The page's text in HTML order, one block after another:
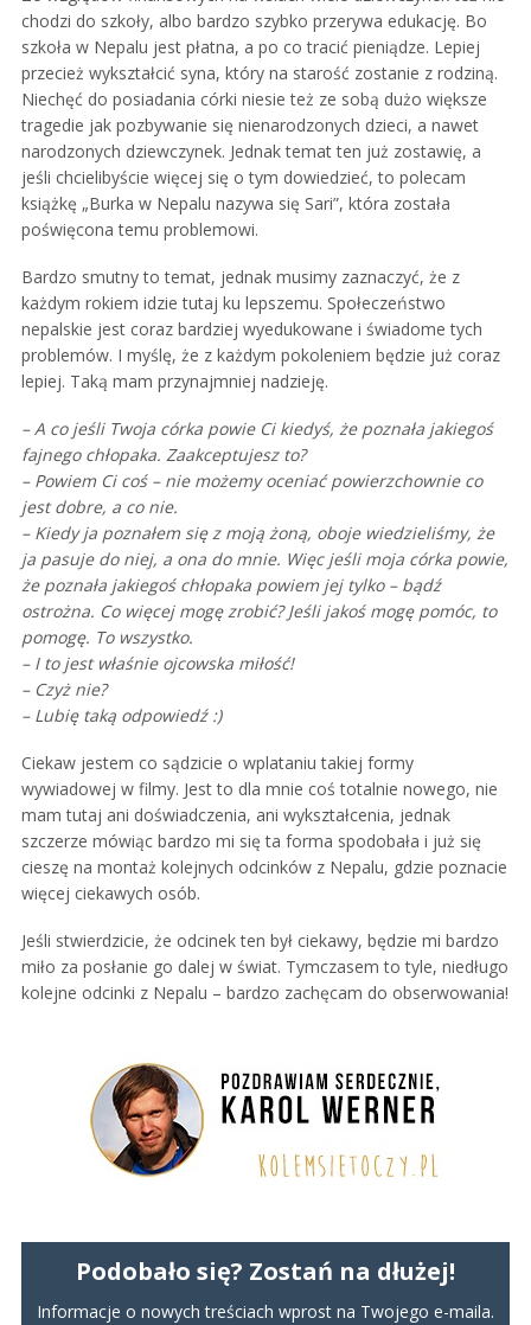
chodzi do szkoły, albo bardzo szybko przerywa edukację. Bo
szkoła w Nepalu jest płatna, a po co tracić pieniądze. Lepiej
przecież wykształcić syna, który na starość zostanie z rodziną.
Niechęć do posiadania córki niesie też ze sobą dużo większe
tragedie jak pozbywanie się nienarodzonych dzieci, a nawet
narodzonych dziewczynek. Jednak temat ten już zostawię, a
jeśli chcielibyście więcej się o tym dowiedzieć, to polecam
książkę „Burka w Nepalu nazywa się Sari”, która została
poświęcona temu problemowi.
Bardzo smutny to temat, jednak musimy zaznaczyć, że z
każdym rokiem idzie tutaj ku lepszemu. Społeczeństwo
nepalskie jest coraz bardziej wyedukowane i świadome tych
problemów. I myślę, że z każdym pokoleniem będzie już coraz
lepiej. Taką mam przynajmniej nadzieję.
– A co jeśli Twoja córka powie Ci kiedyś, że poznała jakiegoś
fajnego chłopaka. Zaakceptujesz to?
– Powiem Ci coś – nie możemy oceniać powierzchownie co
jest dobre, a co nie.
– Kiedy ja poznałem się z moją żoną, oboje wiedzieliśmy, że
ja pasuje do niej, a ona do mnie. Więc jeśli moja córka powie,
że poznała jakiegoś chłopaka powiem jej tylko – bądź
ostrożna. Co więcej mogę zrobić? Jeśli jakoś mogę pomóc, to
pomogę. To wszystko.
– I to jest właśnie ojcowska miłość!
– Czyż nie?
– Lubię taką odpowiedź :)
Ciekaw jestem co sądzicie o wplataniu takiej formy
wywiadowej w filmy. Jest to dla mnie coś totalnie nowego, nie
mam tutaj ani doświadczenia, ani wykształcenia, jednak
szczerze mówiąc bardzo mi się ta forma spodobała i już się
cieszę na montaż kolejnych odcinków z Nepalu, gdzie poznacie
więcej ciekawych osób.
Jeśli stwierdzicie, że odcinek ten był ciekawy, będzie mi bardzo
miło za posłanie go dalej w świat. Tymczasem to tyle, niedługo
kolejne odcinki z Nepalu – bardzo zachęcam do obserwowania!
Podobało się? Zostań na dłużej!
Informacje o nowych treściach wprost na Twojego e-maila.